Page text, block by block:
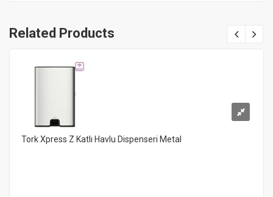
Related Products
Tork Xpress Z Katlı Havlu Dispenseri Metal